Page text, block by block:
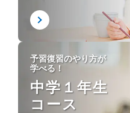
予習復習のやり方が
学べる！
中学１年生
コース